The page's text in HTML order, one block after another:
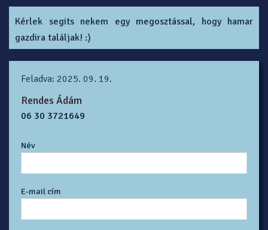
Kérlek segits nekem egy megosztással, hogy hamar
gazdira találjak! :)
Feladva: 2025. 09. 19.
Rendes Ádám
06 30 3721649
Név
E-mail cím